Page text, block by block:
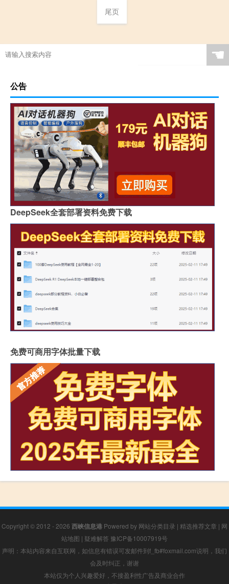
尾页
☚
公告
DeepSeek全套部署资料免费下载
免费可商用字体批量下载
Copyright © 2012 - 2026 西峡信息港 Powered by 网站分类目录 | 精选推荐文章 | 网
站地图 | 疑难解答 豫ICP备10007919号
声明：本站内容来自互联网，如信息有错误可发邮件到f_fb#foxmail.com说明，我们
会及时纠正，谢谢
本站仅为个人兴趣爱好，不接盈利性广告及商业合作